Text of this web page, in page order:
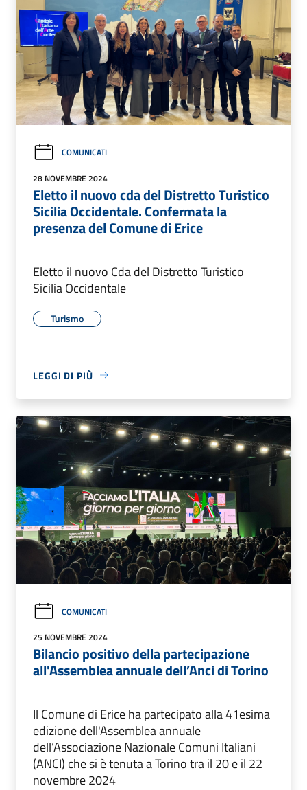
COMUNICATI
28 NOVEMBRE 2024
Eletto il nuovo cda del Distretto Turistico
Sicilia Occidentale. Confermata la
presenza del Comune di Erice
Eletto il nuovo Cda del Distretto Turistico
Sicilia Occidentale
Turismo
LEGGI DI PIÙ
COMUNICATI
25 NOVEMBRE 2024
Bilancio positivo della partecipazione
all'Assemblea annuale dell’Anci di Torino
Il Comune di Erice ha partecipato alla 41esima
edizione dell'Assemblea annuale
dell’Associazione Nazionale Comuni Italiani
(ANCI) che si è tenuta a Torino tra il 20 e il 22
novembre 2024